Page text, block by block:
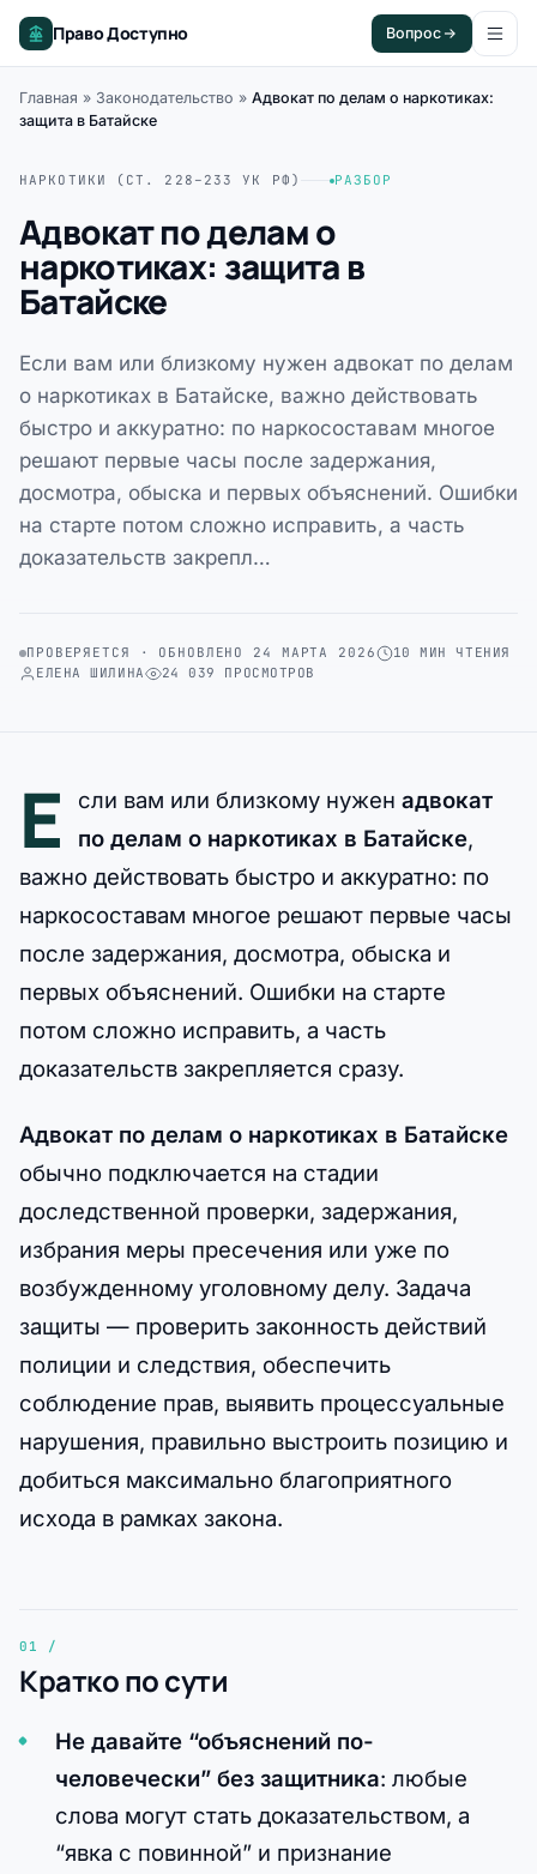
Право Доступно Вопрос
Главная » Законодательство » Адвокат по делам о наркотиках:
защита в Батайске
НАРКОТИКИ (СТ. 228–233 УК РФ) РАЗБОР
Адвокат по делам о
наркотиках: защита в
Батайске
Если вам или близкому нужен адвокат по делам
о наркотиках в Батайске, важно действовать
быстро и аккуратно: по наркосоставам многое
решают первые часы после задержания,
досмотра, обыска и первых объяснений. Ошибки
на старте потом сложно исправить, а часть
доказательств закрепл…
ПРОВЕРЯЕТСЯ · ОБНОВЛЕНО 24 МАРТА 2026
10 МИН ЧТЕНИЯ
ЕЛЕНА ШИЛИНА
24 039 ПРОСМОТРОВ
Е сли вам или близкому нужен адвокат
по делам о наркотиках в Батайске,
важно действовать быстро и аккуратно: по
наркосоставам многое решают первые часы
после задержания, досмотра, обыска и
первых объяснений. Ошибки на старте
потом сложно исправить, а часть
доказательств закрепляется сразу.
Адвокат по делам о наркотиках в Батайске
обычно подключается на стадии
доследственной проверки, задержания,
избрания меры пресечения или уже по
возбужденному уголовному делу. Задача
защиты — проверить законность действий
полиции и следствия, обеспечить
соблюдение прав, выявить процессуальные
нарушения, правильно выстроить позицию и
добиться максимально благоприятного
исхода в рамках закона.
Кратко по сути
Не давайте “объяснений по-
человечески” без защитника: любые
слова могут стать доказательством, а
“явка с повинной” и признание